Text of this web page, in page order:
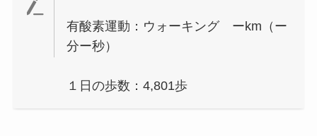
有酸素運動：ウォーキング ーkm（ー
分ー秒）
１日の歩数：4,801歩